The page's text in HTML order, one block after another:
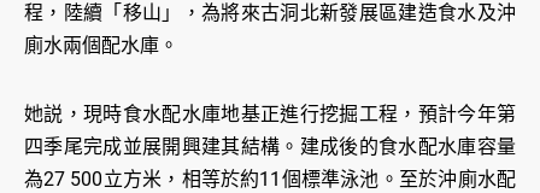
程，陸續「移山」，為將來古洞北新發展區建造食水及沖
廁水兩個配水庫。
她説，現時食水配水庫地基正進行挖掘工程，預計今年第
四季尾完成並展開興建其結構。建成後的食水配水庫容量
為27 500立方米，相等於約11個標準泳池。至於沖廁水配